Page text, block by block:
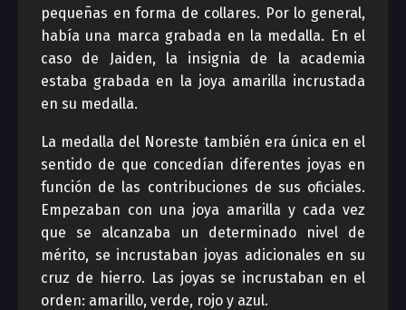
pequeñas en forma de collares. Por lo general,
había una marca grabada en la medalla. En el
caso de Jaiden, la insignia de la academia
estaba grabada en la joya amarilla incrustada
en su medalla.
La medalla del Noreste también era única en el
sentido de que concedían diferentes joyas en
función de las contribuciones de sus oficiales.
Empezaban con una joya amarilla y cada vez
que se alcanzaba un determinado nivel de
mérito, se incrustaban joyas adicionales en su
cruz de hierro. Las joyas se incrustaban en el
orden: amarillo, verde, rojo y azul.